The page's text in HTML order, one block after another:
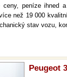
ceny, peníze ihned
než 19 000
stav vozu,
Peugeot